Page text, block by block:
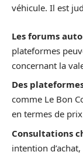
véhicule. Il est
Les forums
plateformes
concernant la
Des
comme Le Bon
en termes de
Consultations
intention